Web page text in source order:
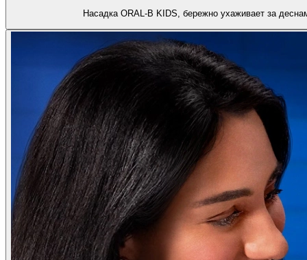
Насадка ORAL-B KIDS, бережно ухаживает за